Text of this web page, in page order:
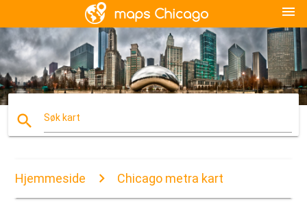
menu
search Søk kart
Hjemmeside Chicago metra kart